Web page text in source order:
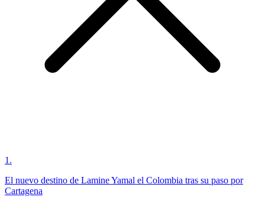
1 .
El nuevo destino de Lamine Yamal el Colombia tras su paso por
Cartagena